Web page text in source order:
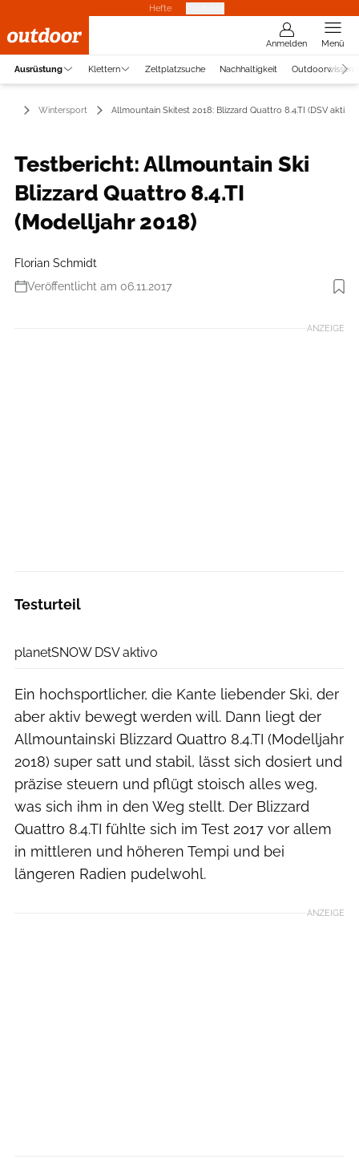
Hefte
Anmelden Menü
Ausrüstung Klettern Zeltplatzsuche Nachhaltigkeit Outdoorwissen
Wintersport Allmountain Skitest 2018: Blizzard Quattro 8.4.TI (DSV aktivo)
Testbericht: Allmountain Ski
Blizzard Quattro 8.4.TI
(Modelljahr 2018)
Florian Schmidt
Veröffentlicht am 06.11.2017
Foto: Hersteller
ANZEIGE
Testurteil
planetSNOW DSV aktivo
Ein hochsportlicher, die Kante liebender Ski, der
aber aktiv bewegt werden will. Dann liegt der
Allmountainski Blizzard Quattro 8.4.TI (Modelljahr
2018) super satt und stabil, lässt sich dosiert und
präzise steuern und pflügt stoisch alles weg,
was sich ihm in den Weg stellt. Der Blizzard
Quattro 8.4.TI fühlte sich im Test 2017 vor allem
in mittleren und höheren Tempi und bei
längeren Radien pudelwohl.
ANZEIGE